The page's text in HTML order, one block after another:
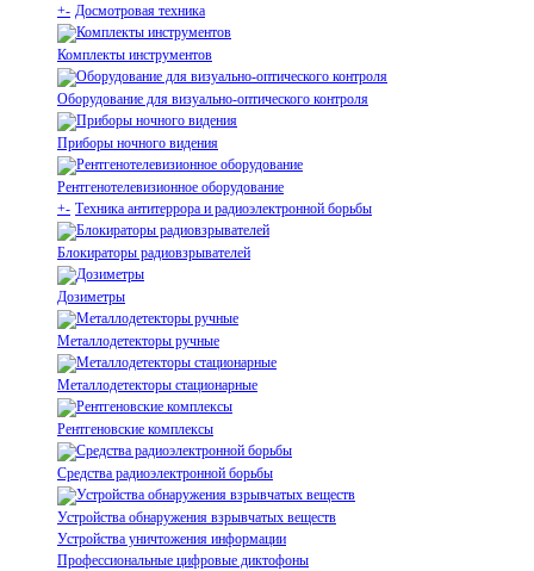
+- Досмотровая техника
Комплекты инструментов
Оборудование для визуально-оптического контроля
Приборы ночного видения
Рентгенотелевизионное оборудование
+- Техника антитеррора и радиоэлектронной борьбы
Блокираторы радиовзрывателей
Дозиметры
Металлодетекторы ручные
Металлодетекторы стационарные
Рентгеновские комплексы
Средства радиоэлектронной борьбы
Устройства обнаружения взрывчатых веществ
Устройства уничтожения информации
Профессиональные цифровые диктофоны